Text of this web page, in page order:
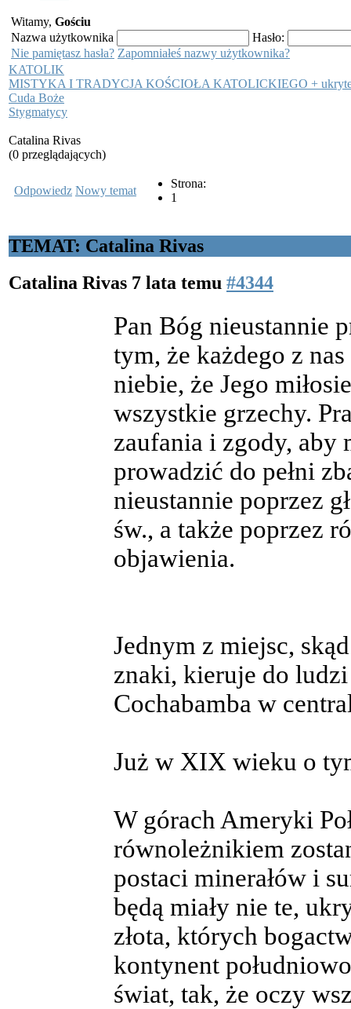
Witamy, Gościu
Nazwa użytkownika
Hasło:
Nie pamiętasz hasła? Zapomniałeś nazwy użytkownika?
KATOLIK
MISTYKA I TRADYCJA KOŚCIOŁA KATOLICKIEGO +
Cuda Boże
Stygmatycy
Catalina Rivas
(0 przeglądających)
Odpowiedz Nowy temat
Strona:
1
TEMAT: Catalina Rivas
Catalina Rivas 7 lata temu #4344
Pan Bóg nieustannie
tym, że każdego z
niebie, że Jego
wszystkie grzechy.
zaufania i zgody, aby
prowadzić do pełni
nieustannie poprzez
św., a także poprzez
objawienia.
Jednym z miejsc,
znaki, kieruje do
Cochabamba w
Już w XIX wieku o
W górach Ameryki
równoleżnikiem
postaci minerałów i
będą miały nie te,
złota, których
kontynent
świat, tak, że oczy